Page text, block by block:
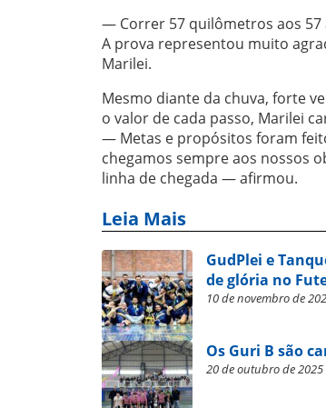
— Correr 57 quilômetros aos 57
A prova representou muito
Marilei.
Mesmo diante da chuva, forte
o valor de cada passo, Marilei
— Metas e propósitos foram
chegamos sempre aos nossos
linha de chegada — afirmou.
Leia Mais
GudPlei e
de glória no
10 de novembro de
Os Guri B são
20 de outubro de 2025